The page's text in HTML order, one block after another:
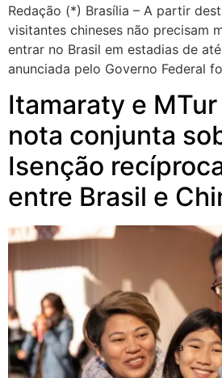
Redação (*) Brasília – A partir
visitantes chineses não precisam
entrar no Brasil em estadias de
anunciada pelo Governo Federal
Itamaraty e
nota conjunta
Isenção
entre Brasil e